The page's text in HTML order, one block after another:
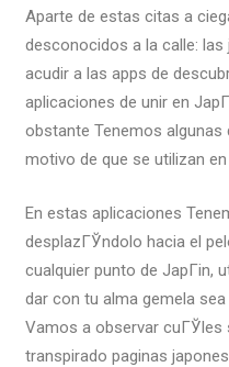
Aparte de estas citas a
desconocidos a la calle:
acudir a las apps de
aplicaciones de unir en
obstante Tenemos
motivo de que se utilizan
En estas aplicaciones
desplazГЎndolo hacia el
cualquier punto de JapГіn,
dar con tu alma gemela
Vamos a observar cuГЎles
transpirado paginas